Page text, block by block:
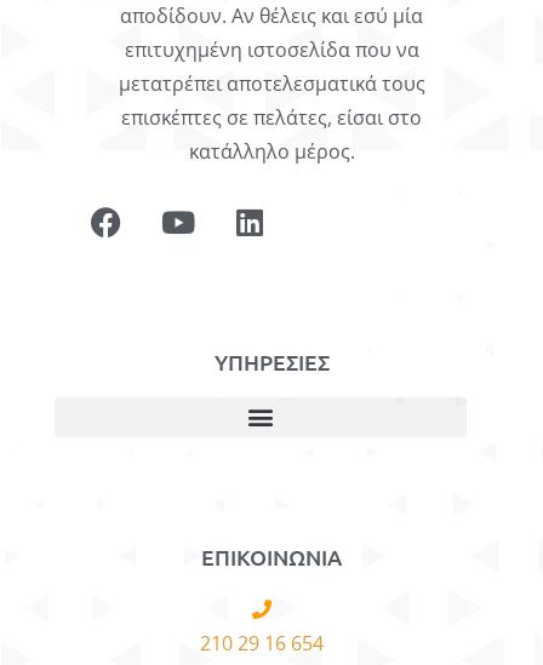
αποδίδουν. Αν θέλεις και εσύ μία
επιτυχημένη ιστοσελίδα που να
μετατρέπει αποτελεσματικά τους
επισκέπτες σε πελάτες, είσαι στο
κατάλληλο μέρος.
ΥΠΗΡΕΣΙΕΣ
ΕΠΙΚΟΙΝΩΝΙΑ
210 29 16 654